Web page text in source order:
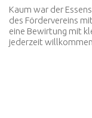
Kaum war der
des Fördervereins
eine Bewirtung mit
jederzeit